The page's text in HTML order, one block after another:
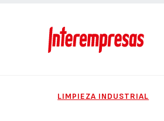
LIMPIEZA INDUSTRIAL